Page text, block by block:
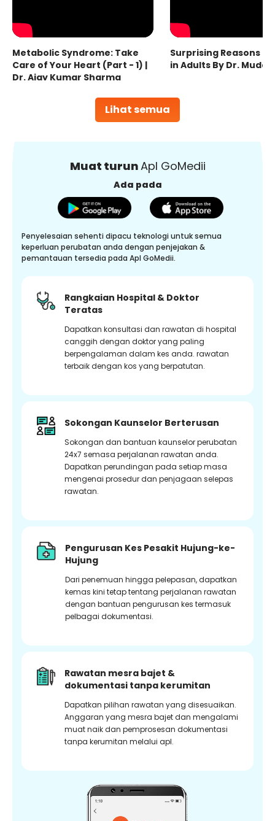
Lihat semua
Metabolic Syndrome: Take
Care of Your Heart (Part - 1) |
Dr. Ajay Kumar Sharma
Surprising Reasons
in Adults By Dr.
Muat turunApl GoMedii
Ada pada
Penyelesaian sehenti dipacu teknologi untuk semua
keperluan perubatan anda dengan penjejakan &
pemantauan tersedia pada Apl GoMedii.
Rangkaian Hospital & Doktor
Teratas
Dapatkan konsultasi dan rawatan di hospital
canggih dengan doktor yang paling
berpengalaman dalam kes anda. rawatan
terbaik dengan kos yang berpatutan.
Sokongan Kaunselor Berterusan
Sokongan dan bantuan kaunselor perubatan
24x7 semasa perjalanan rawatan anda.
Dapatkan perundingan pada setiap masa
mengenai prosedur dan penjagaan selepas
rawatan.
Pengurusan Kes Pesakit Hujung-ke-
Hujung
Dari penemuan hingga pelepasan, dapatkan
kemas kini tetap tentang perjalanan rawatan
dengan bantuan pengurusan kes termasuk
pelbagai dokumentasi.
Rawatan mesra bajet &
dokumentasi tanpa kerumitan
Dapatkan pilihan rawatan yang disesuaikan.
Anggaran yang mesra bajet dan mengalami
muat naik dan pemprosesan dokumentasi
tanpa kerumitan melalui apl.